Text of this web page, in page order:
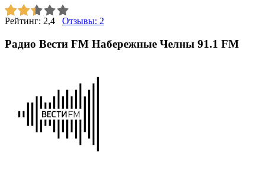
Рейтинг: 2,4 Отзывы: 2
Радио Вести FM Набережные Челны 91.1 FM